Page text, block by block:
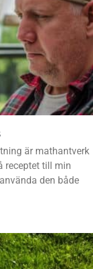
är mathantverk
receptet till min
den både